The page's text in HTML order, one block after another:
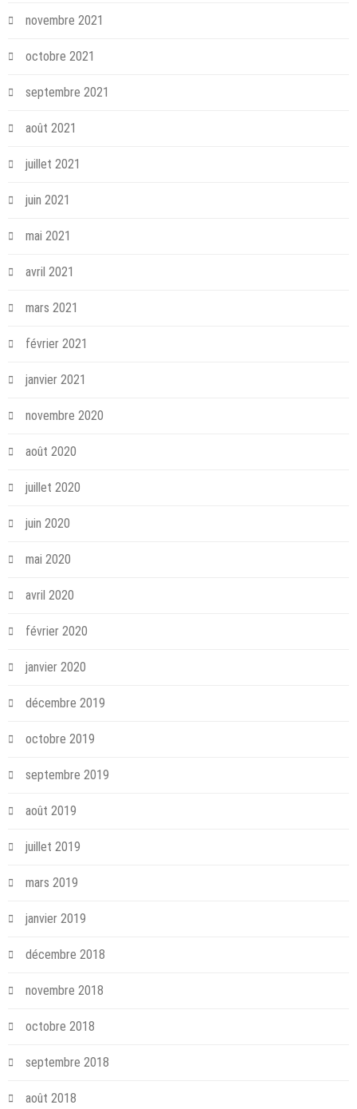
novembre 2021
octobre 2021
septembre 2021
août 2021
juillet 2021
juin 2021
mai 2021
avril 2021
mars 2021
février 2021
janvier 2021
novembre 2020
août 2020
juillet 2020
juin 2020
mai 2020
avril 2020
février 2020
janvier 2020
décembre 2019
octobre 2019
septembre 2019
août 2019
juillet 2019
mars 2019
janvier 2019
décembre 2018
novembre 2018
octobre 2018
septembre 2018
août 2018